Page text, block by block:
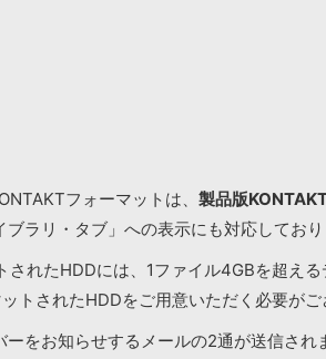
フォーマットは、 製品版KONTAKT
ラリ・タブ」への表示にも対応しており
されたHDDには、1ファイル4GBを超え
トされたHDDをご用意いただく必要がご
をお知らせするメールの2通が送信さ